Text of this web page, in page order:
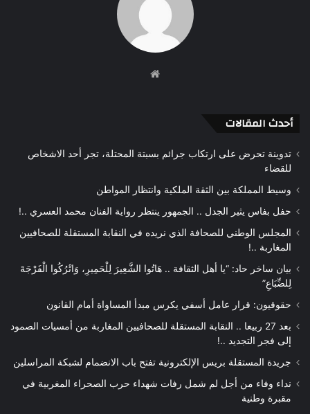
أحدث المقالات
تدوينة تحرض على ارتكاب جرائم بسبتة المحتلة، تجر أحد الاشخاص
للقضاء
وسيط المملكة بين الثقة الملكية وانتظار المواطن
حفل بفاس يثير الجدل .. الجمهور ينتظر رواية الفنان محمد العسري ..!
المجلس الوطني للصحافة الذي نريده في النقابة المستقلة للصحافيين
المغاربة ..!
بيان ساخر حاد: “يا أهل الثقافة .. هَاتُوا الشَّعِيرَ لِلْحَمِيرِ، وَاتْرُكُوا الْفَرْجَةَ
لِلضِّبَاعِ”
حقوقيون: قرار عامل أسفي يكرس مبدأ المساواة أمام القانون
بعد 27 ربيعا .. النقابة المستقلة للصحافيين المغاربة من أمسيات الصمود
إلى فجر التجديد ..!
جريدة المستقلة بريس الإلكترونية تفتح باب الانضمام لشبكة المراسلين
نداء وفاء من أجل لم شمل رفات شهداء حرب الصحراء المغربية في
مقبرة وطنية